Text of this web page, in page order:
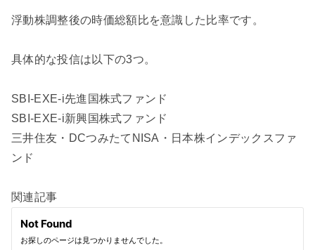
浮動株調整後の時価総額比を意識した比率です。
具体的な投信は以下の3つ。
SBI-EXE-i先進国株式ファンド
SBI-EXE-i新興国株式ファンド
三井住友・DCつみたてNISA・日本株インデックスファ
ンド
関連記事